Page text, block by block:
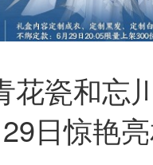
花瓷和忘
日惊艳